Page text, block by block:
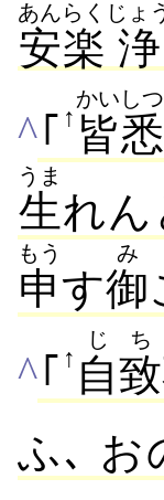
安楽
あんらく
浄
じょ
^｢ ↑ 皆悉
かいしつ
生
うま
れん
申
もう
す御
み
^｢ ↑ 自致
じち
ふ､ お